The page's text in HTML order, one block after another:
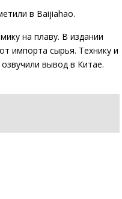
в Baijiahao.
на плаву. В издании
импорта сырья. Технику и
вывод в Китае.